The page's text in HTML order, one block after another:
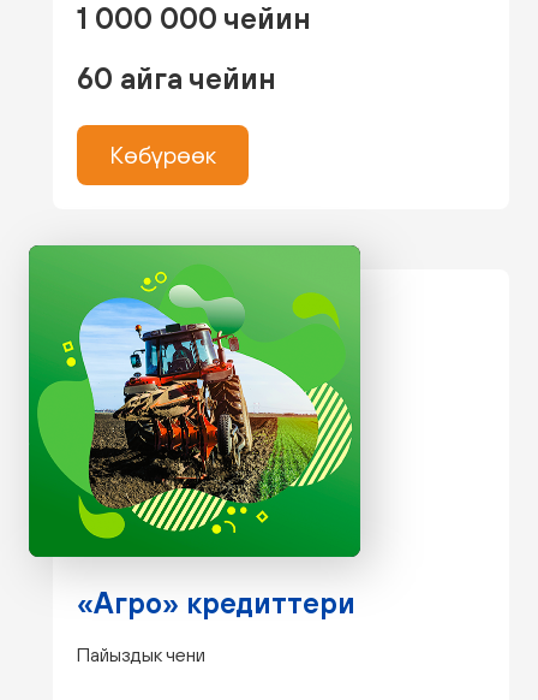
1 000 000 чейин
60 айга чейин
Көбүрөөк
«Агро» кредиттери
Пайыздык чени